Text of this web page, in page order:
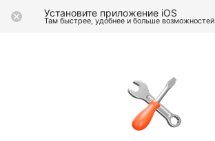
Установите приложение iOS
Там быстрее, удобнее и больше возможностей